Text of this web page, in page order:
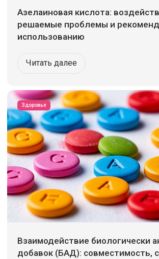
Азелаиновая кислота:
решаемые проблемы и
использованию
Читать далее
Здоровье
Взаимодействие биологически
добавок (БАД): совместимость,